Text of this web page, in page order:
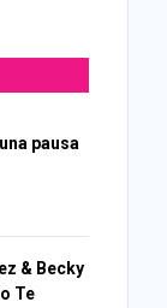
pausa
& Becky
Te